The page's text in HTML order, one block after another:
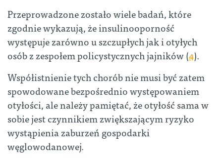
Przeprowadzone zostało wiele badań, które
zgodnie wykazują, że insulinooporność
występuje zarówno u szczupłych jak i otyłych
osób z zespołem policystycznych jajników (4).
Współistnienie tych chorób nie musi być zatem
spowodowane bezpośrednio występowaniem
otyłości, ale należy pamiętać, że otyłość sama w
sobie jest czynnikiem zwiększającym ryzyko
wystąpienia zaburzeń gospodarki
węglowodanowej.